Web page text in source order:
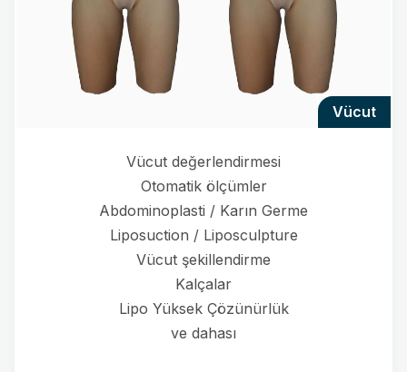
vücut
Vücut değerlendirmesi
Otomatik ölçümler
Abdominoplasti / Karın Germe
Liposuction / Liposculpture
Vücut şekillendirme
Kalçalar
Lipo Yüksek Çözünürlük
ve dahası